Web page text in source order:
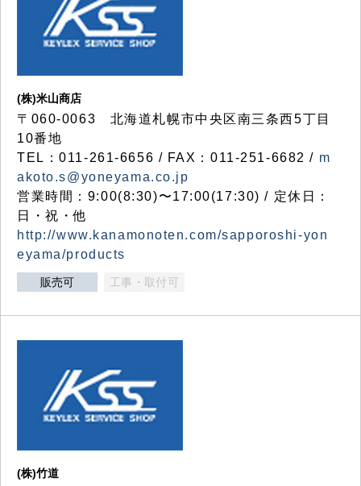
(株)米山商店
〒060-0063 北海道札幌市中央区南三条西5丁目
10番地
TEL：011-261-6656 / FAX：011-251-6682 / m
akoto.s@yoneyama.co.jp
営業時間：9:00(8:30)〜17:00(17:30) / 定休日：
日・祝・他
http://www.kanamonoten.com/sapporoshi-yon
eyama/products
販売可 工事・取付可
(株)竹道